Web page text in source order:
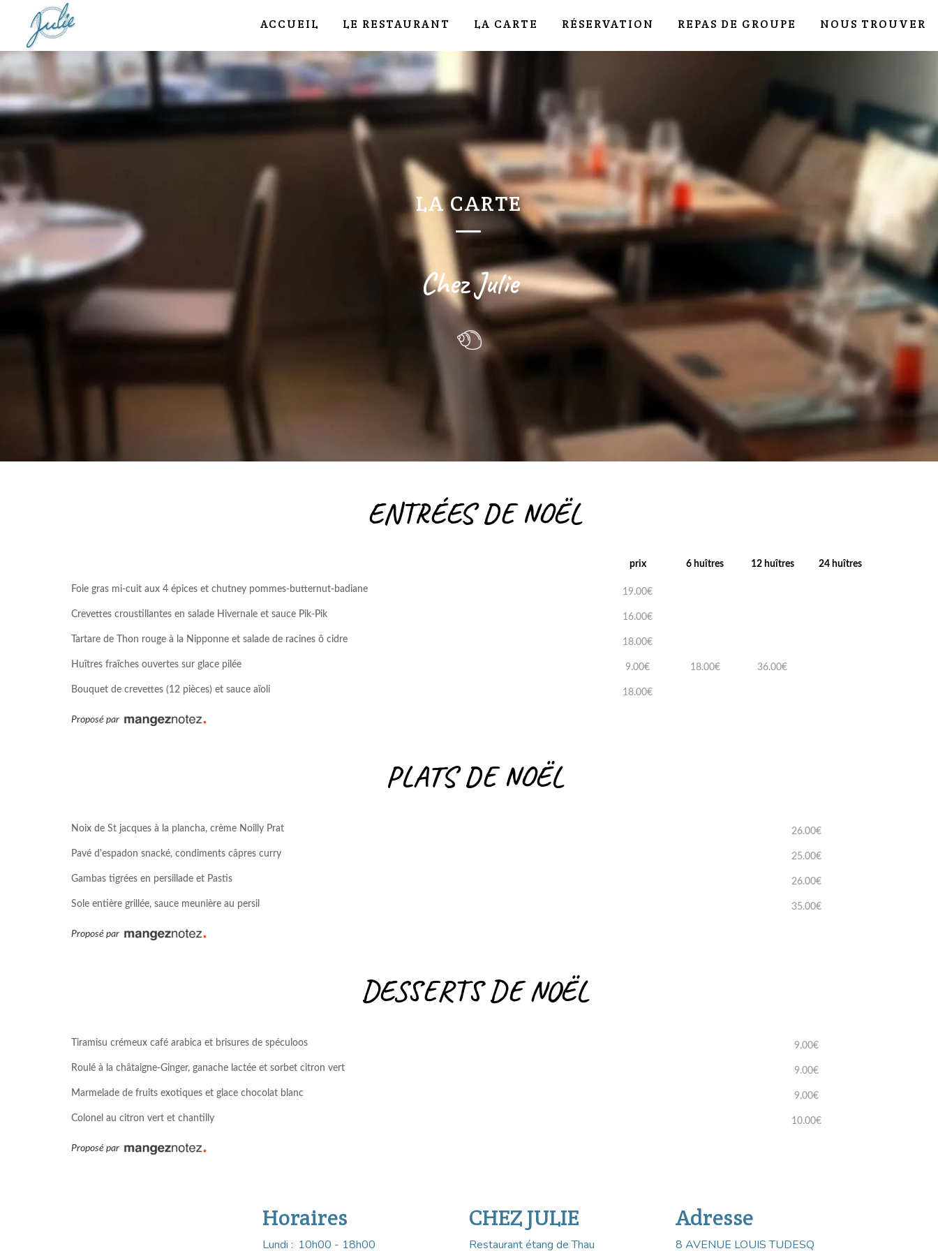
ACCUEIL LE RESTAURANT LA CARTE RÉSERVATION REPAS DE GROUPE NOUS TROUVER
LA CARTE
—
Chez Julie
ENTRÉES DE NOËL
prix 6 huîtres 12 huîtres 24 huîtres
Foie gras mi-cuit aux 4 épices et chutney pommes-butternut-badiane 19.00€
Crevettes croustillantes en salade Hivernale et sauce Pik-Pik 16.00€
Tartare de Thon rouge à la Nipponne et salade de racines ô cidre 18.00€
Huîtres fraîches ouvertes sur glace pilée 9.00€ 18.00€ 36.00€
Bouquet de crevettes (12 pièces) et sauce aïoli 18.00€
Proposé par
PLATS DE NOËL
Noix de St jacques à la plancha, crème Noilly Prat 26.00€
Pavé d'espadon snacké, condiments câpres curry 25.00€
Gambas tigrées en persillade et Pastis 26.00€
Sole entière grillée, sauce meunière au persil 35.00€
Proposé par
DESSERTS DE NOËL
Tiramisu crémeux café arabica et brisures de spéculoos 9.00€
Roulé à la châtaigne-Ginger, ganache lactée et sorbet citron vert 9.00€
Marmelade de fruits exotiques et glace chocolat blanc 9.00€
Colonel au citron vert et chantilly 10.00€
Proposé par
Horaires
Lundi : 10h00 - 18h00
CHEZ JULIE
Restaurant étang de Thau
Adresse
8 AVENUE LOUIS TUDESQ